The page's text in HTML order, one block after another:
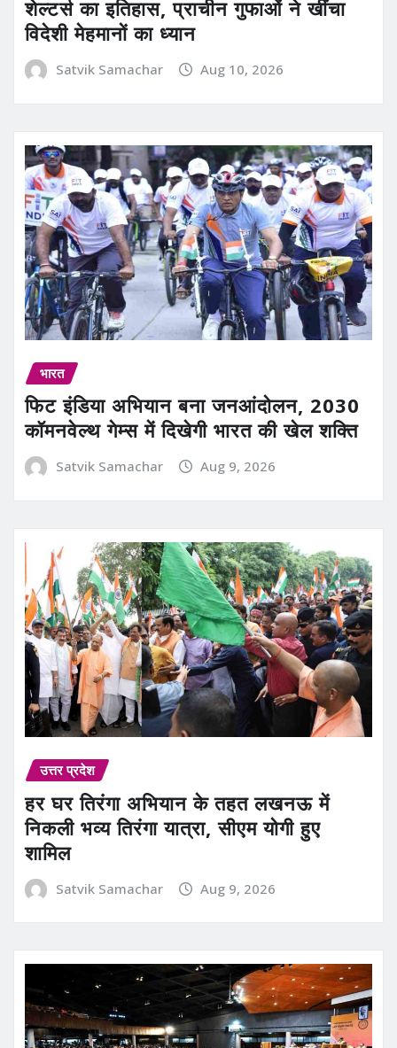
शेल्टर्स का इतिहास, प्राचीन गुफाओं ने खींचा
विदेशी मेहमानों का ध्यान
Satvik Samachar Aug 10, 2026
भारत
फिट इंडिया अभियान बना जनआंदोलन, 2030
कॉमनवेल्थ गेम्स में दिखेगी भारत की खेल शक्ति
Satvik Samachar Aug 9, 2026
उत्तर प्रदेश
हर घर तिरंगा अभियान के तहत लखनऊ में
निकली भव्य तिरंगा यात्रा, सीएम योगी हुए
शामिल
Satvik Samachar Aug 9, 2026